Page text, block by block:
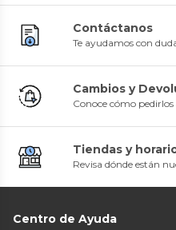
Contáctanos
Te ayudamos con
Cambios y
Conoce cómo pedirlos
Tiendas y
Revisa dónde están
Centro de Ayuda